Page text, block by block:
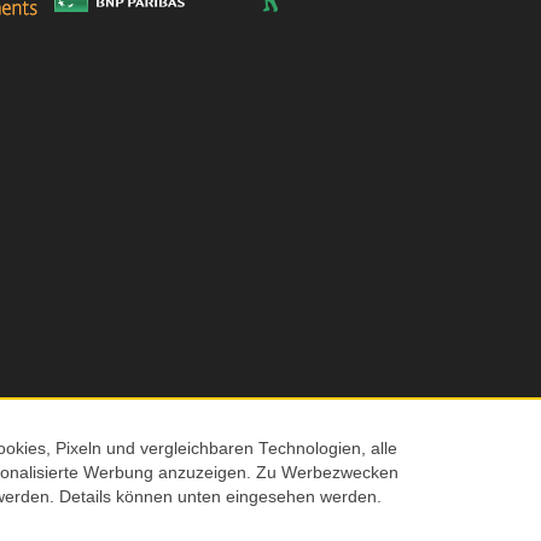
© 2026 Screenmaxx
Pixeln und vergleichbaren Technologien, alle
Werbung anzuzeigen. Zu Werbezwecken
Details können unten eingesehen werden.